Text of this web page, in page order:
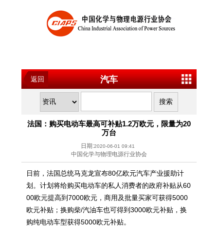
返回 汽车
法国：购买电动车最高可补贴1.2万欧元，限量为20
万台
日期:2020-06-01 09:41
中国化学与物理电源行业协会
日前，法国总统马克龙宣布80亿欧元汽车产业援助计
划。计划将给购买电动车的私人消费者的政府补贴从60
00欧元提高到7000欧元，商用及批量买家可获得5000
欧元补贴；换购柴/汽油车也可得到3000欧元补贴，换
购纯电动车型获得5000欧元补贴。